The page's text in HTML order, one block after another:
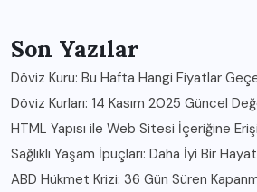
Son Yazılar
Döviz Kuru: Bu Hafta Hangi Fiyatlar
Döviz Kurları: 14 Kasım 2025 Güncel
HTML Yapısı ile Web Sitesi İçeriğine
Sağlıklı Yaşam İpuçları: Daha İyi Bir
ABD Hükmet Krizi: 36 Gün Süren